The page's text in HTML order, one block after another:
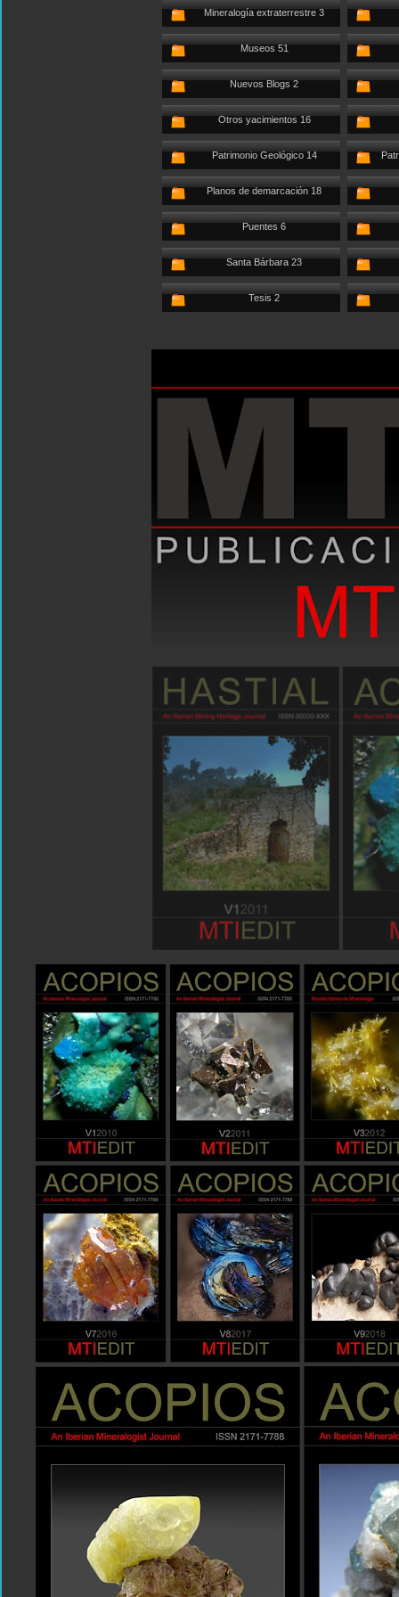
Mineralogía extraterrestre 3
Museos 51
Nuevos Blogs 2
Otros yacimientos 16
Patrimonio Geológico 14
Planos de demarcación 18
Puentes 6
Santa Bárbara 23
Tesis 2